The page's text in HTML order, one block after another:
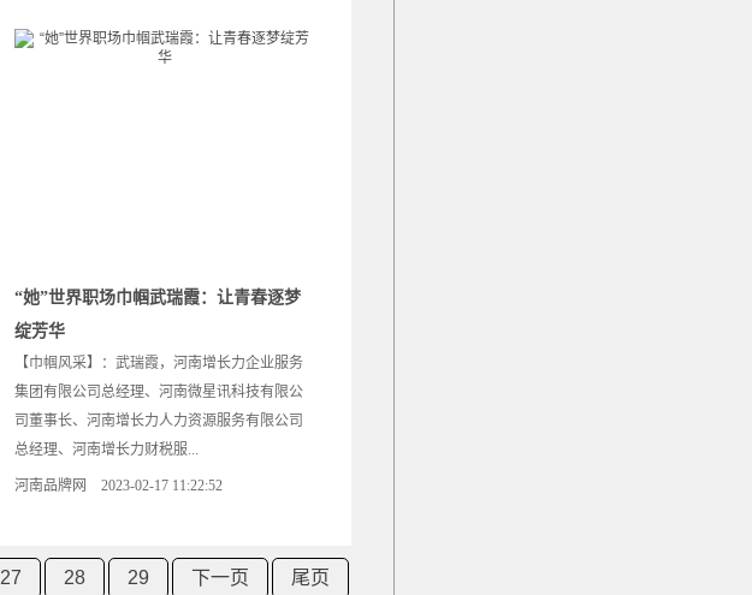
“她”世界职场巾帼武瑞霞：让青春逐梦
绽芳华
【巾帼风采】：武瑞霞，河南增长力企业服务
集团有限公司总经理、河南微星讯科技有限公
司董事长、河南增长力人力资源服务有限公司
总经理、河南增长力财税服...
河南品牌网 2023-02-17 11:22:52
27 28 29 下一页 尾页